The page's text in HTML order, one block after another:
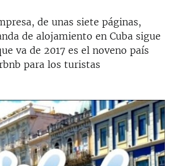
de unas siete páginas,
de alojamiento en Cuba sigue
va de 2017 es el noveno país
para los turistas